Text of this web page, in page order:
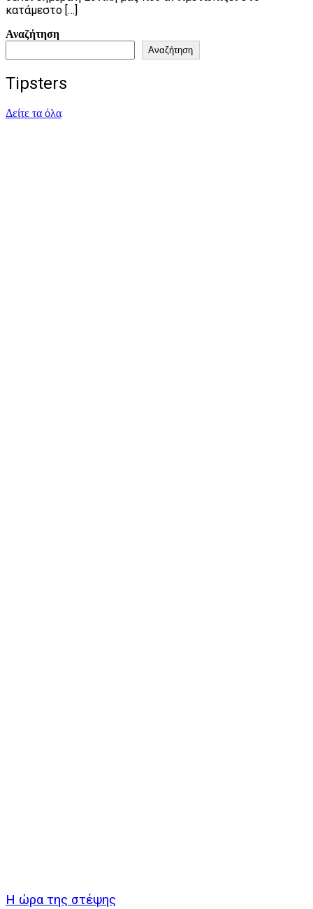
κατάμεστο […]
Αναζήτηση
Αναζήτηση
Tipsters
Δείτε τα όλα
Η ώρα της στέψης